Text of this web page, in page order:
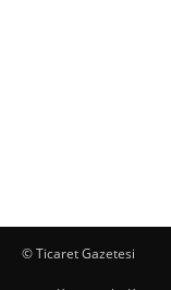
© Ticaret Gazetesi